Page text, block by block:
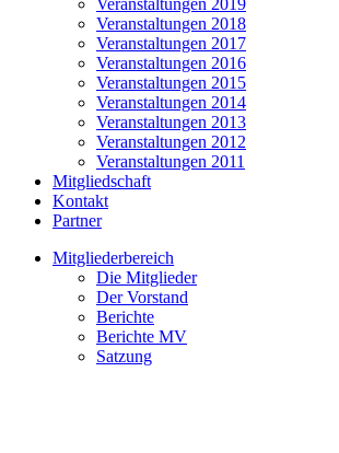
Veranstaltungen 2019
Veranstaltungen 2018
Veranstaltungen 2017
Veranstaltungen 2016
Veranstaltungen 2015
Veranstaltungen 2014
Veranstaltungen 2013
Veranstaltungen 2012
Veranstaltungen 2011
Mitgliedschaft
Kontakt
Partner
Mitgliederbereich
Die Mitglieder
Der Vorstand
Berichte
Berichte MV
Satzung